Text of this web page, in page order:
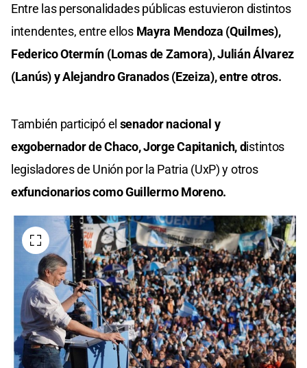
Entre las personalidades públicas estuvieron distintos
intendentes, entre ellosMayra Mendoza (Quilmes),
Federico Otermín (Lomas de Zamora), Julián Álvarez
(Lanús) y Alejandro Granados (Ezeiza), entre otros.
También participó el senador nacional y
exgobernador de Chaco, Jorge Capitanich, distintos
legisladores de Unión por la Patria (UxP) y otros
exfuncionarios como Guillermo Moreno.